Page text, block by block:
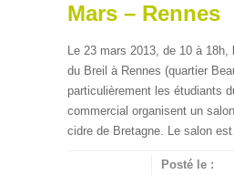
Mars – Rennes
Le 23 mars 2013, de 10 à 18h,
du Breil à Rennes (quartier
particulièrement les étudiants
commercial organisent un
cidre de Bretagne. Le salon
Posté le :